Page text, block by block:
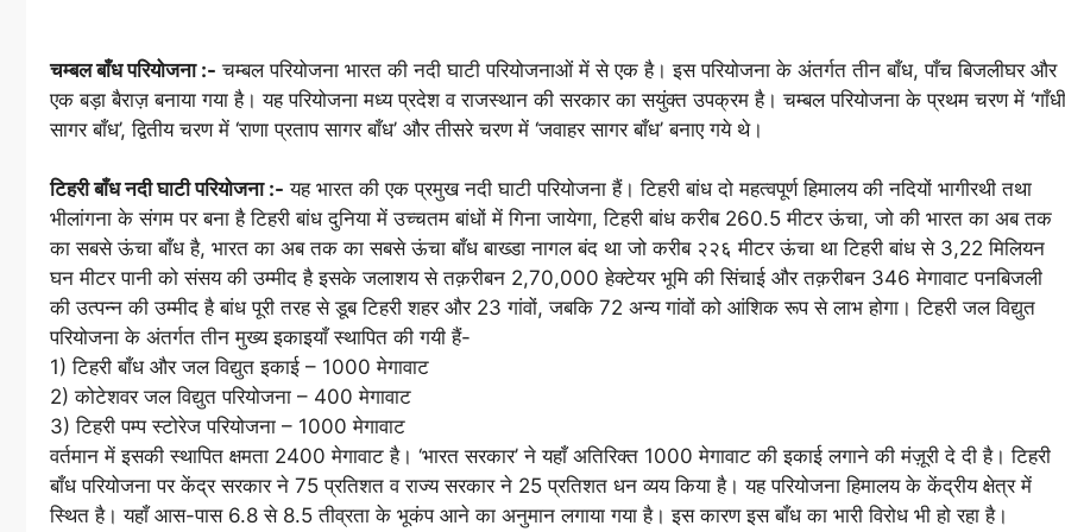
चम्बल बाँध परियोजना :- चम्बल परियोजना भारत की नदी घाटी परियोजनाओं में से एक है। इस परियोजना के अंतर्गत तीन बाँध, पाँच बिजलीघर और
एक बड़ा बैराज़ बनाया गया है। यह परियोजना मध्य प्रदेश व राजस्थान की सरकार का सयुंक्त उपक्रम है। चम्बल परियोजना के प्रथम चरण में ‘गाँधी
सागर बाँध’, द्वितीय चरण में ‘राणा प्रताप सागर बाँध’ और तीसरे चरण में ‘जवाहर सागर बाँध’ बनाए गये थे।
टिहरी बाँध नदी घाटी परियोजना :- यह भारत की एक प्रमुख नदी घाटी परियोजना हैं। टिहरी बांध दो महत्वपूर्ण हिमालय की नदियों भागीरथी तथा
भीलांगना के संगम पर बना है टिहरी बांध दुनिया में उच्चतम बांधों में गिना जायेगा, टिहरी बांध करीब 260.5 मीटर ऊंचा, जो की भारत का अब तक
का सबसे ऊंचा बाँध है, भारत का अब तक का सबसे ऊंचा बाँध बाख्डा नागल बंद था जो करीब २२६ मीटर ऊंचा था टिहरी बांध से 3,22 मिलियन
घन मीटर पानी को संसय की उम्मीद है इसके जलाशय से तक़रीबन 2,70,000 हेक्टेयर भूमि की सिंचाई और तक़रीबन 346 मेगावाट पनबिजली
की उत्पन्न की उम्मीद है बांध पूरी तरह से डूब टिहरी शहर और 23 गांवों, जबकि 72 अन्य गांवों को आंशिक रूप से लाभ होगा। टिहरी जल विद्युत
परियोजना के अंतर्गत तीन मुख्य इकाइयाँ स्थापित की गयी हैं-
1) टिहरी बाँध और जल विद्युत इकाई – 1000 मेगावाट
2) कोटेशवर जल विद्युत परियोजना – 400 मेगावाट
3) टिहरी पम्प स्टोरेज परियोजना – 1000 मेगावाट
वर्तमान में इसकी स्थापित क्षमता 2400 मेगावाट है। ‘भारत सरकार’ ने यहाँ अतिरिक्त 1000 मेगावाट की इकाई लगाने की मंज़ूरी दे दी है। टिहरी
बाँध परियोजना पर केंद्र सरकार ने 75 प्रतिशत व राज्य सरकार ने 25 प्रतिशत धन व्यय किया है। यह परियोजना हिमालय के केंद्रीय क्षेत्र में
स्थित है। यहाँ आस-पास 6.8 से 8.5 तीव्रता के भूकंप आने का अनुमान लगाया गया है। इस कारण इस बाँध का भारी विरोध भी हो रहा है।